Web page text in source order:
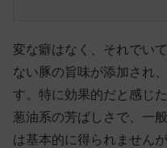
変な癖はなく、それでい
ない豚の旨味が添加され
す。特に効果的だと感じ
葱油系の芳ばしさで、一
は基本的に得られません